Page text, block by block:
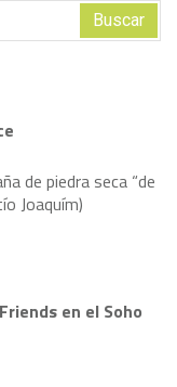
de piedra seca “de
Joaquím)
en el Soho